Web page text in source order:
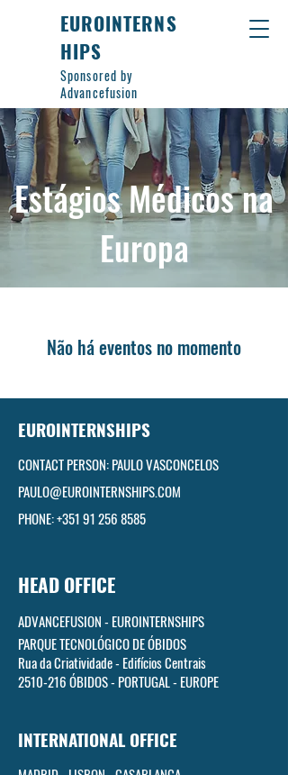
EUROINTERNS
HIPS
Sponsored by
Advancefusion
Estágios Médicos na
Europa
Não há eventos no momento
EUROINTERNSHIPS
CONTACT PERSON: PAULO VASCONCELOS
PAULO@EUROINTERNSHIPS.COM
PHONE: +351 91 256 8585
HEAD OFFICE
ADVANCEFUSION - EUROINTERNSHIPS
PARQUE TECNOLÓGICO DE ÓBIDOS
Rua da Criatividade - Edifícios Centrais
2510-216ÓBIDOS - PORTUGAL - EUROPE
INTERNATIONAL OFFICE